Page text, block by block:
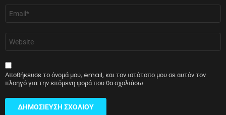
Email
Ιστότοπος
Αποθήκευσε το όνομά μου, email, και τον ιστότοπο μου σε αυτόν τον
πλοηγό για την επόμενη φορά που θα σχολιάσω.